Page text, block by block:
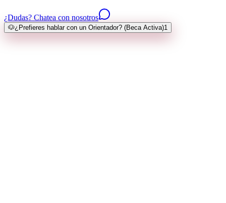
¿Dudas? Chatea con nosotros
🐶¿Prefieres hablar con un Orientador? (Beca Activa)1